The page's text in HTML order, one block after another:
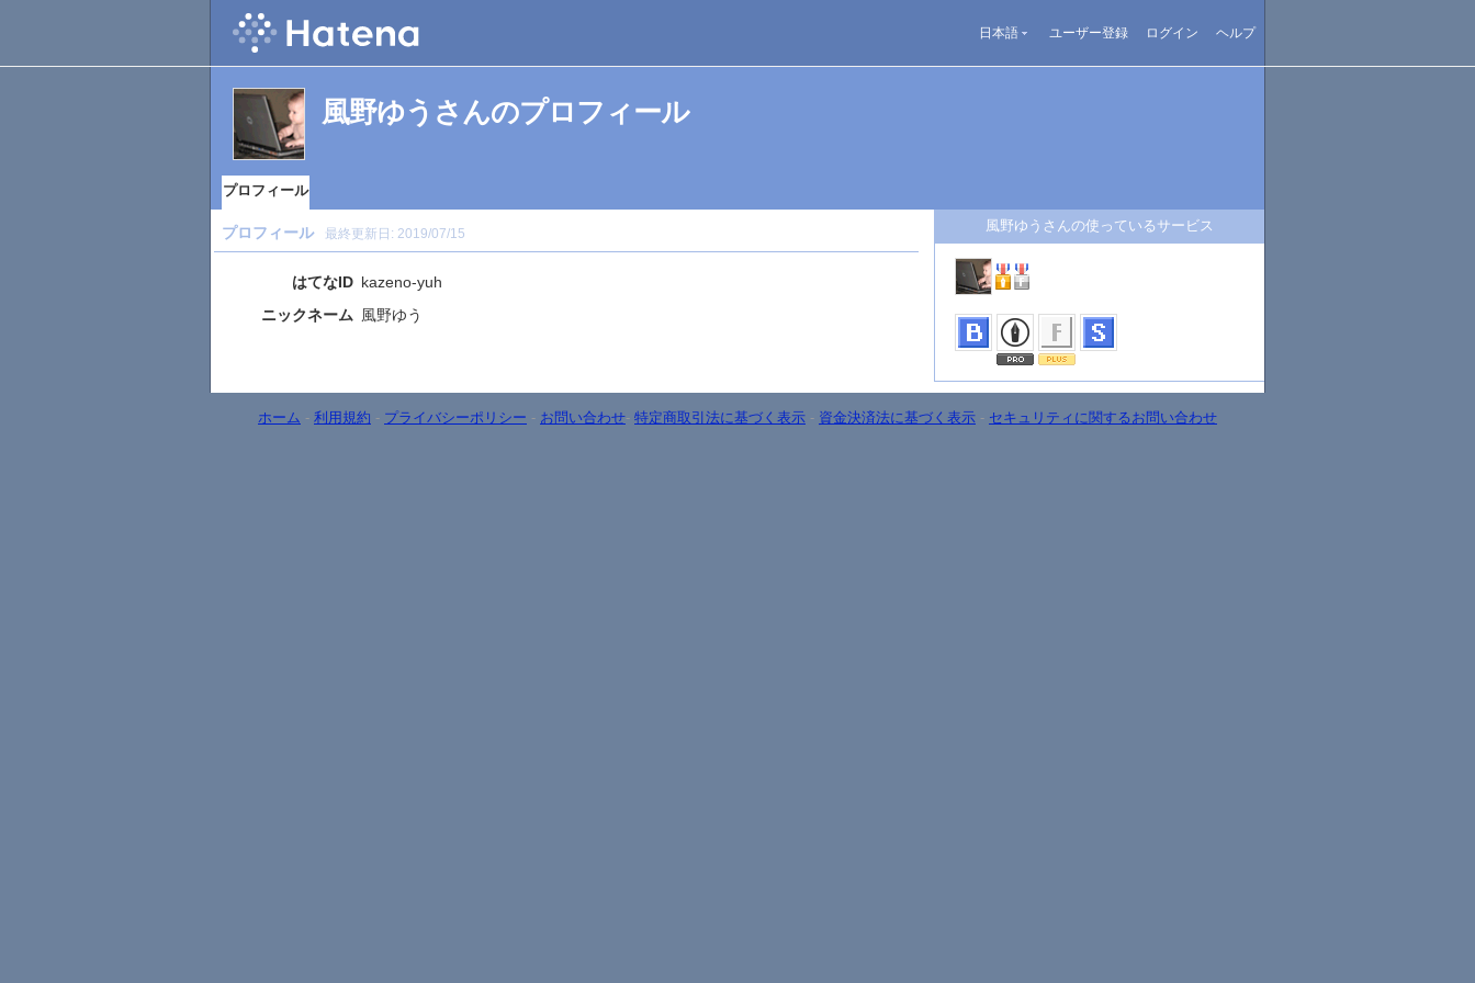
日本語 ユーザー登録 ログイン ヘルプ
風野ゆうさんのプロフィール
プロフィール
プロフィール 最終更新日: 2019/07/15
はてなID kazeno-yuh
ニックネーム 風野ゆう
風野ゆうさんの使っているサービス
ホーム - 利用規約 - プライバシーポリシー - お問い合わせ- 特定商取引法に基づく表示 - 資金決済法に基づく表示 - セキュリティに関するお問い合わせ